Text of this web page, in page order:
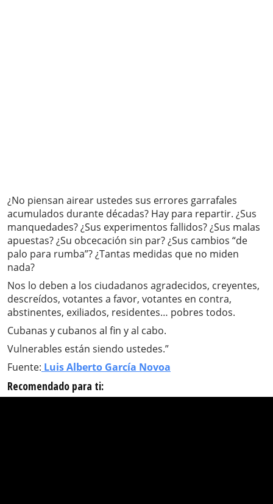
¿No piensan airear ustedes sus errores garrafales
acumulados durante décadas? Hay para repartir. ¿Sus
manquedades? ¿Sus experimentos fallidos? ¿Sus malas
apuestas? ¿Su obcecación sin par? ¿Sus cambios “de
palo para rumba”? ¿Tantas medidas que no miden
nada?
Nos lo deben a los ciudadanos agradecidos, creyentes,
descreídos, votantes a favor, votantes en contra,
abstinentes, exiliados, residentes… pobres todos.
Cubanas y cubanos al fin y al cabo.
Vulnerables están siendo ustedes.”
Fuente: Luis Alberto García Novoa
Recomendado para ti: